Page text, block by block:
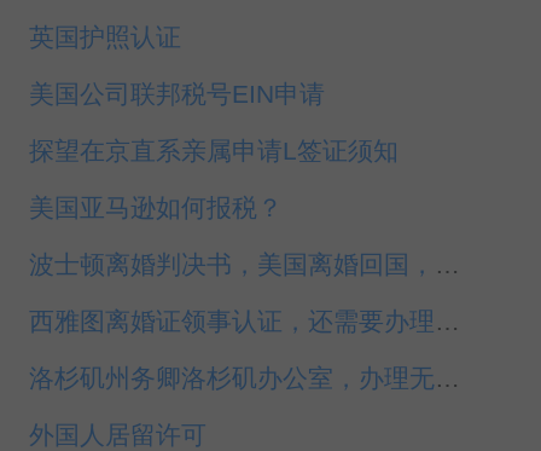
英国护照认证
美国公司联邦税号EIN申请
探望在京直系亲属申请L签证须知
美国亚马逊如何报税？
波士顿离婚判决书，美国离婚回国，领事认证
西雅图离婚证领事认证，还需要办理法院认证吗？
洛杉矶州务卿洛杉矶办公室，办理无犯罪记录认证
外国人居留许可